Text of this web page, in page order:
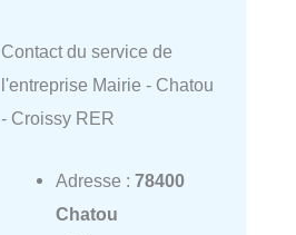
Contact du service de
l'entreprise Mairie - Chatou
- Croissy RER
Adresse : 78400
Chatou